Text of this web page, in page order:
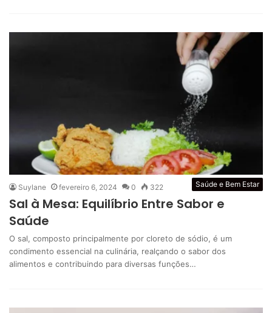
Saúde e Bem Estar
Suylane fevereiro 6, 2024 0 322
Sal à Mesa: Equilíbrio Entre Sabor e
Saúde
O sal, composto principalmente por cloreto de sódio, é um
condimento essencial na culinária, realçando o sabor dos
alimentos e contribuindo para diversas funções…